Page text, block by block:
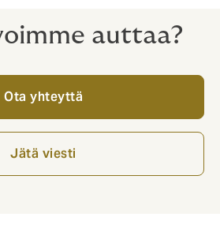
auttaa?
Ota yhteyttä
Jätä viesti